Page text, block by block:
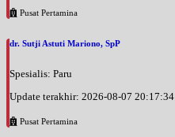
Sabtu, 22/08/2026
Jam 07:00 - 08:00
Jam 08:00 - 12:00
BPJS
Senin, 24/08/2026
Pusat Pertamina
dr. Sutji Astuti Mariono, SpP
Spesialis: Paru
Update terakhir: 2026-08-07 20:17:34
Pusat Pertamina